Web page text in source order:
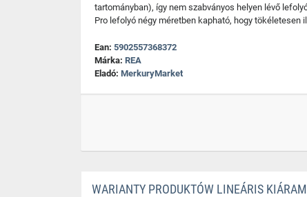
tartományban), így nem szabványos helyen lévő
Pro lefolyó négy méretben kapható, hogy
Ean: 5902557368372
Márka: REA
Eladó: MerkuryMarket
WARIANTY PRODUKTÓW LINEÁRIS